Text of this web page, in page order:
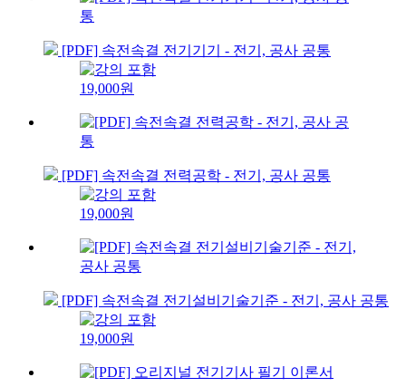
[PDF] 속전속결 전기기기 - 전기, 공사 공통
19,000원
[PDF] 속전속결 전력공학 - 전기, 공사 공통
19,000원
[PDF] 속전속결 전기설비기술기준 - 전기, 공사 공통
19,000원